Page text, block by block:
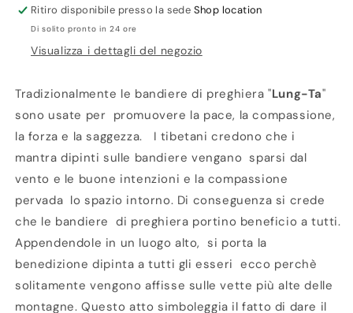
Ritiro disponibile presso la sede Shop location
Di solito pronto in 24 ore
Visualizza i dettagli del negozio
Tradizionalmente le bandiere di preghiera "Lung-Ta"
sono usate per promuovere la pace, la compassione,
la forza e la saggezza. I tibetani credono che i
mantra dipinti sulle bandiere vengano sparsi dal
vento e le buone intenzioni e la compassione
pervada lo spazio intorno. Di conseguenza si crede
che le bandiere di preghiera portino beneficio a tutti.
Appendendole in un luogo alto, si porta la
benedizione dipinta a tutti gli esseri ecco perchè
solitamente vengono affisse sulle vette più alte delle
montagne. Questo atto simboleggia il fatto di dare il